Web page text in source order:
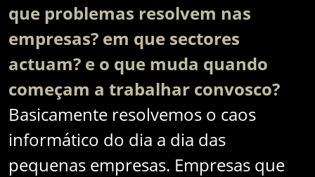
que problemas resolvem nas
empresas? em que sectores
actuam? e o que muda quando
começam a trabalhar convosco?
Basicamente resolvemos o caos
informático do dia a dia das
pequenas empresas. Empresas que